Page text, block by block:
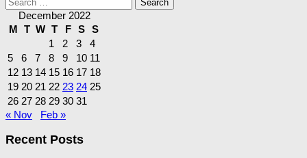
for:December 2022
M T W T F S S
1
2 3
4
5
6 7 8 9 10 11
12 13 14 15 16 17 18
19 20 21 22 23 24 25
26 27 28 29 30 31
« Nov
Feb »
Recent Posts